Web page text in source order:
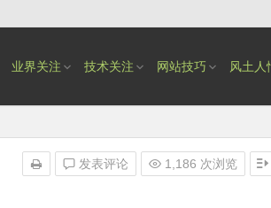
业界关注 技术关注 网站技巧 风土人
发表评论 1,186 次浏览